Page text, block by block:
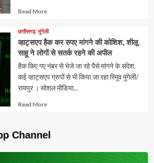
Read MoreRead
about
छत्तीसगढ़ मुंगेली
व्हाट्सएप हैक कर रुपए मांगने की कोशिश, शीलू
साहू ने लोगों से सतर्क रहने की अपील
हैक किए गए नंबर से भेजे जा रहे पैसे मांगने के संदेश,
कई व्हाट्सएप ग्रुपों से भी किया जा रहा रिमूव मुंगेली/
रायपुर । सोशल मीडिया...
Read MoreRead
Channel